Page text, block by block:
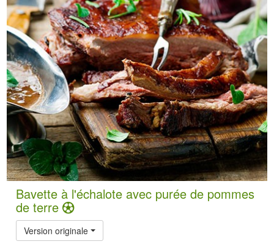
Bavette à l'échalote avec purée de pommes
de terre
Version originale